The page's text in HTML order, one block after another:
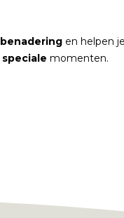
benadering en helpen
speciale momenten.